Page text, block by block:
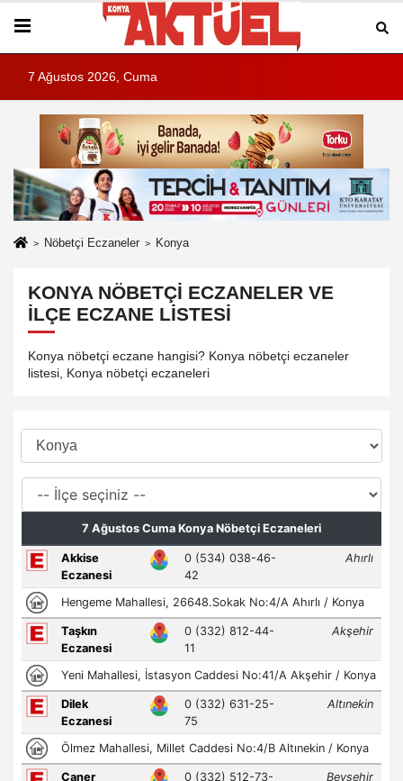
7 Ağustos 2026, Cuma
Nöbetçi Eczaneler Konya
KONYA NÖBETÇI ECZANELER VE
İLÇE ECZANE LISTESI
Konya nöbetçi eczane hangisi? Konya nöbetçi eczaneler
listesi, Konya nöbetçi eczaneleri